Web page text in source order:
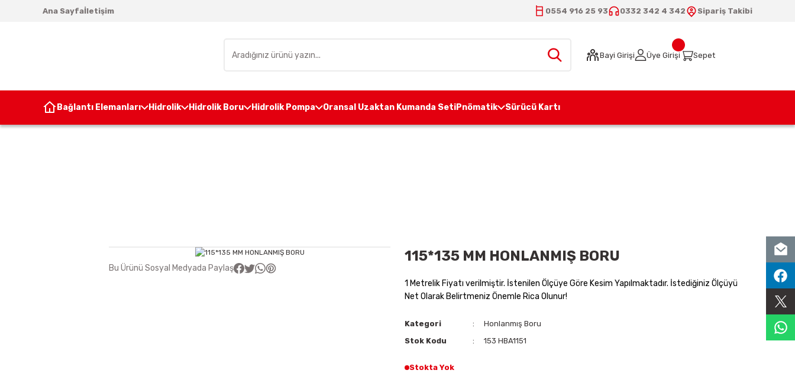
Ana Sayfaİletişim 0554 916 25 93 0332 342 4 342 Sipariş Takibi
Bayi Girişi Üye Girişi Sepet
Bağlantı Elemanları Hidrolik Hidrolik Boru Hidrolik Pompa Oransal Uzaktan Kumanda SetiPnömatik Sürücü Kartı
Bu Ürünü Sosyal Medyada Paylaş
115*135 MM HONLANMIŞ BORU
1 Metrelik Fiyatı verilmiştir. İstenilen Ölçüye Göre Kesim Yapılmaktadır. İstediğiniz Ölçüyü
Net Olarak Belirtmeniz Önemle Rica Olunur!
Kategori
Honlanmış Boru
Stok Kodu
153 HBA1151
Stokta Yok